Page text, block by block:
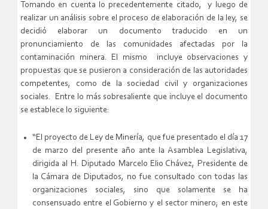
Tomando en cuenta lo precedentemente citado, y luego de
realizar un análisis sobre el proceso de elaboración de la ley, se
decidió elaborar un documento traducido en un
pronunciamiento de las comunidades afectadas por la
contaminación minera. El mismo incluye observaciones y
propuestas que se pusieron a consideración de las autoridades
competentes, como de la sociedad civil y organizaciones
sociales. Entre lo más sobresaliente que incluye el documento
se establece lo siguiente:
“El proyecto de Ley de Minería, que fue presentado el día 17
de marzo del presente año ante la Asamblea Legislativa,
dirigida al H. Diputado Marcelo Elio Chávez, Presidente de
la Cámara de Diputados, no fue consultado con todas las
organizaciones sociales, sino que solamente se ha
consensuado entre el Gobierno y el sector minero; en este